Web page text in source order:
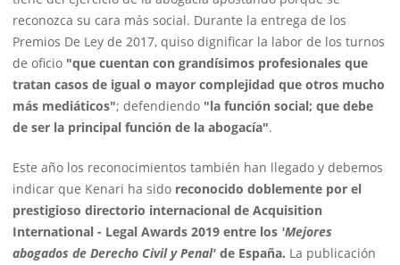
reconozca su cara más social. Durante la entrega de los
Premios De Ley de 2017, quiso dignificar la labor de los turnos
de oficio "que cuentan con grandísimos profesionales que
tratan casos de igual o mayor complejidad que otros mucho
más mediáticos"; defendiendo "la función social; que debe
de ser la principal función de la abogacía".
Este año los reconocimientos también han llegado y debemos
indicar que Kenari ha sido reconocido doblemente por el
prestigioso directorio internacional de Acquisition
International - Legal Awards 2019 entre los 'Mejores
abogados de Derecho Civil y Penal' de España. La publicación